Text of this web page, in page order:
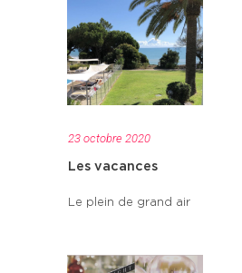
23 octobre 2020
Les vacances
Le plein de grand air